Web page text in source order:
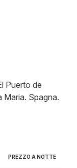
Puerto de
Maria. Spagna.
PREZZO A NOTTE